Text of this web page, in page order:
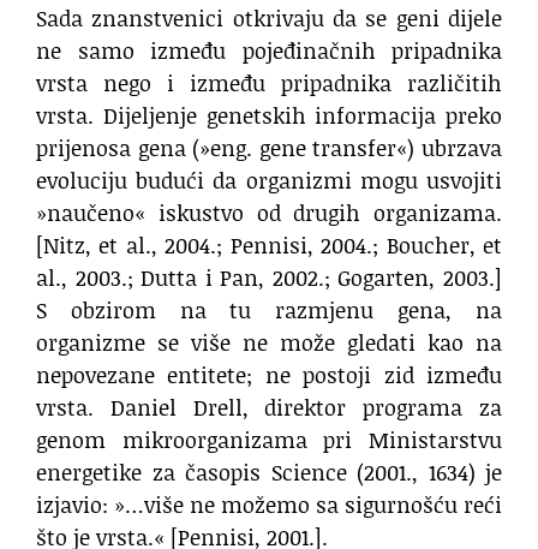
Sada znanstvenici otkrivaju da se geni dijele
ne samo između pojeđinačnih pripadnika
vrsta nego i između pripadnika različitih
vrsta. Dijeljenje genetskih informacija preko
prijenosa gena (»eng. gene transfer«) ubrzava
evoluciju budući da organizmi mogu usvojiti
»naučeno« iskustvo od drugih organizama.
[Nitz, et al., 2004.; Pennisi, 2004.; Boucher, et
al., 2003.; Dutta i Pan, 2002.; Gogarten, 2003.]
S obzirom na tu razmjenu gena, na
organizme se više ne može gledati kao na
nepovezane entitete; ne postoji zid između
vrsta. Daniel Drell, direktor programa za
genom mikroorganizama pri Ministarstvu
energetike za časopis Science (2001., 1634) je
izjavio: »…više ne možemo sa sigurnošću reći
što je vrsta.« [Pennisi, 2001.].